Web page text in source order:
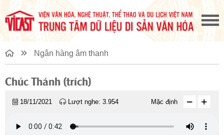
Ngân hàng âm thanh
Chúc Thánh (trích)
18/11/2021 Lượt nghe: 3.954 Mặc định